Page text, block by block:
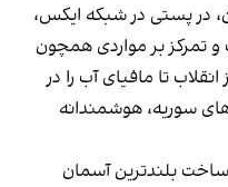
در پستی در شبکه ایکس،
و تمرکز بر مواردی همچون
تا مافیای آب را در
سوریه، هوشمندانه
ساخت بلندترین آسمان